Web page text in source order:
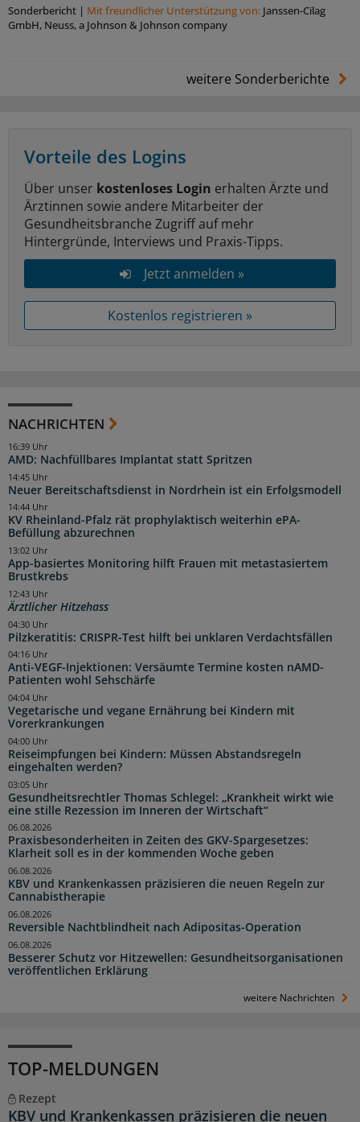
Sonderbericht | Mit freundlicher Unterstützung von: Janssen-Cilag
GmbH, Neuss, a Johnson & Johnson company
weitere Sonderberichte
Vorteile des Logins
Über unser kostenloses Login erhalten Ärzte und
Ärztinnen sowie andere Mitarbeiter der
Gesundheitsbranche Zugriff auf mehr
Hintergründe, Interviews und Praxis-Tipps.
Jetzt anmelden »
Kostenlos registrieren »
NACHRICHTEN
AMD: Nachfüllbares Implantat statt Spritzen
16:39 Uhr
Neuer Bereitschaftsdienst in Nordrhein ist ein Erfolgsmodell
14:45 Uhr
KV Rheinland-Pfalz rät prophylaktisch weiterhin ePA-
Befüllung abzurechnen
14:44 Uhr
App-basiertes Monitoring hilft Frauen mit metastasiertem
Brustkrebs
13:02 Uhr
Ärztlicher Hitzehass
12:43 Uhr
Pilzkeratitis: CRISPR-Test hilft bei unklaren Verdachtsfällen
04:30 Uhr
Anti-VEGF-Injektionen: Versäumte Termine kosten nAMD-
Patienten wohl Sehschärfe
04:16 Uhr
Vegetarische und vegane Ernährung bei Kindern mit
Vorerkrankungen
04:04 Uhr
Reiseimpfungen bei Kindern: Müssen Abstandsregeln
eingehalten werden?
04:00 Uhr
Gesundheitsrechtler Thomas Schlegel: „Krankheit wirkt wie
eine stille Rezession im Inneren der Wirtschaft“
03:05 Uhr
Praxisbesonderheiten in Zeiten des GKV-Spargesetzes:
Klarheit soll es in der kommenden Woche geben
06.08.2026
KBV und Krankenkassen präzisieren die neuen Regeln zur
Cannabistherapie
06.08.2026
Reversible Nachtblindheit nach Adipositas-Operation
06.08.2026
Besserer Schutz vor Hitzewellen: Gesundheitsorganisationen
veröffentlichen Erklärung
06.08.2026
weitere Nachrichten
TOP-MELDUNGEN
Rezept
KBV und Krankenkassen präzisieren die neuen